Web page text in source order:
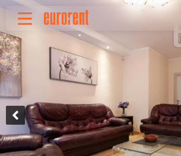
Izdavanje
O nama
Cenovnik
Oglasite nekretninu
Vaš zahtev